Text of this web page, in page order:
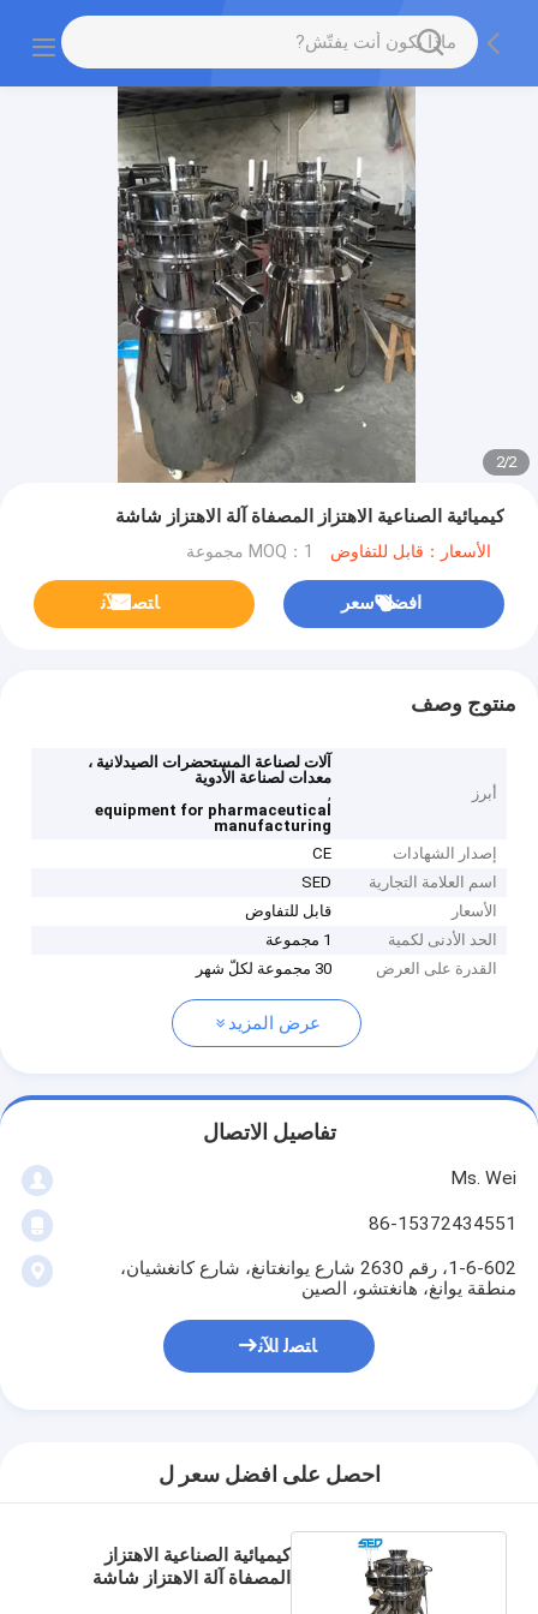
2
/
2
كيميائية الصناعية الاهتزاز المصفاة آلة الاهتزاز شاشة
الأسعار：قابل للتفاوض MOQ：1 مجموعة
افضل سعر ﺎﺘﺼﻟ ﺍﻶﻧ
منتوج وصف
أبرز
آلات لصناعة المستحضرات الصيدلانية ،
معدات لصناعة الأدوية
,
equipment for pharmaceutical
manufacturing
إصدار الشهادات
CE
اسم العلامة التجارية
SED
الأسعار
قابل للتفاوض
الحد الأدنى لكمية
1 مجموعة
القدرة على العرض
30 مجموعة لكلّ شهر
عرض المزيد
تفاصيل الاتصال
Ms. Wei
86-15372434551
1-6-602، رقم 2630 شارع يوانغتانغ، شارع كانغشيان،
منطقة يوانغ، هانغتشو، الصين
ﺎﺘﺼﻟ ﺍﻶﻧ
احصل على افضل سعر ل
كيميائية الصناعية الاهتزاز
المصفاة آلة الاهتزاز شاشة